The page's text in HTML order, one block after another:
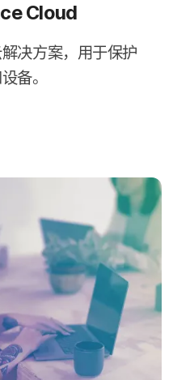
Cloud
决​方案，​用于​保护​
备。